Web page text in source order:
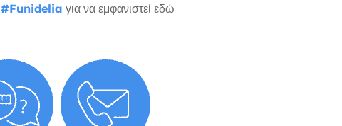
#Funidelia για να εμφανιστεί εδώ